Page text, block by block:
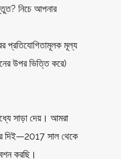
নিচে আপনার
প্রতিযোগিতামূলক মূল্য
উপর ভিত্তি করে)
সাড়া দেয়। আমরা
দিই—2017 সাল থেকে
করছি।